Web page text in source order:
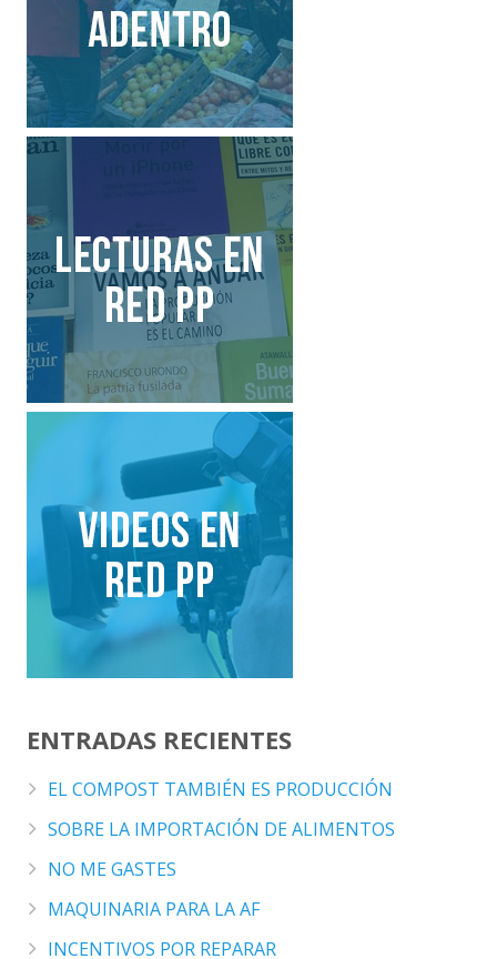
ENTRADAS RECIENTES
EL COMPOST TAMBIÉN ES PRODUCCIÓN
SOBRE LA IMPORTACIÓN DE ALIMENTOS
NO ME GASTES
MAQUINARIA PARA LA AF
INCENTIVOS POR REPARAR